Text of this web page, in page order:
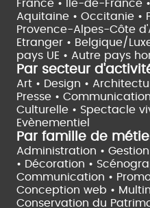
France •
Île-de-France •
Aquitaine • Occitanie •
Provence-Alpes-Côte
Etranger • Belgique/
pays UE • Autre pays
Par secteur
Art • Design •
Presse •
Culturelle • Spectacle
Evènementiel
Par famille de
Administration •
• Décoration •
Communication •
Conception web •
Conservation du